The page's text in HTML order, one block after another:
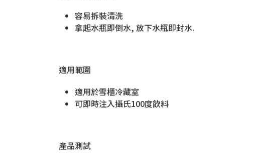
容易拆裝清洗
拿起水瓶即倒水, 放下水瓶即封水.
適用範圍
適用於雪櫃冷藏室
可即時注入攝氏100度飲料
產品測試